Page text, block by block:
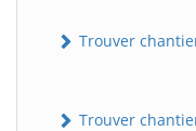
Trouver
Trouver